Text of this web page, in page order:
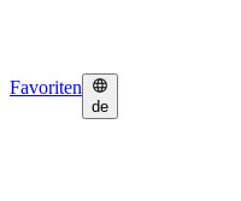
Favoriten
de